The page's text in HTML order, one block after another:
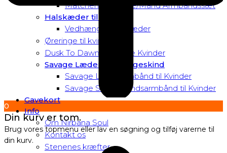
Matchende Kvinde/Mand Armbåndssæt
Halskæder til Kvinder
Vedhæng til halskæder
Øreringe til kvinder
Dusk To Dawn Exclusive Kvinder
Savage Læder og Slangeskind
Savage Læderarmbånd til Kvinder
Savage Slangeskindsarmbånd til Kvinder
Gavekort
Info
Om Nirbana Soul
Kontakt os
Stenenes kræfter
0
Din kurv er tom.
Brug vores topmenu eller lav en søgning og tilføj varerne til
din kurv.